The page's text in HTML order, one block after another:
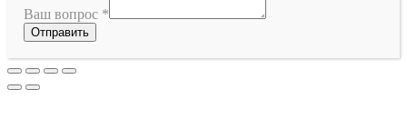
Ваш вопрос *
Отправить